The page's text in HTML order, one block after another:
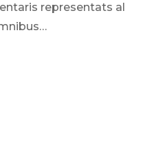
representats al